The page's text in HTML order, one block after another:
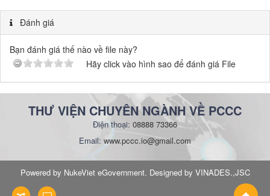
Đánh giá
Bạn đánh giá thế nào về file này?
Hãy click vào hình sao để đánh giá File
THƯ VIỆN CHUYÊN NGÀNH VỀ PCCC
Điện thoại: 08888 73366
Email: www.pccc.io@gmail.com
Powered by NukeViet eGovernment. Designed by VINADES.,JSC